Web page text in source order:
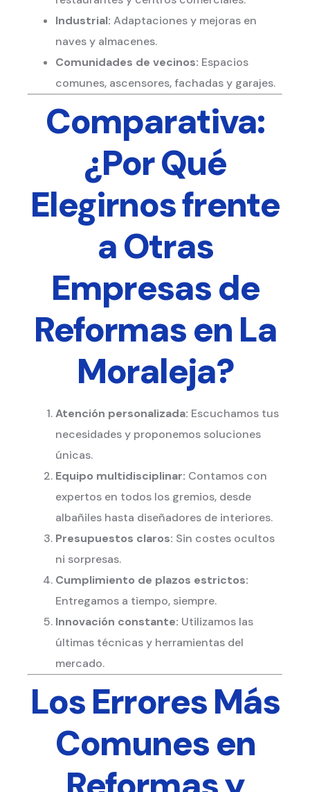
Industrial: Adaptaciones y mejoras en
naves y almacenes.
Comunidades de vecinos: Espacios
comunes, ascensores, fachadas y garajes.
Comparativa:
¿Por Qué
Elegirnos frente
a Otras
Empresas de
Reformas en La
Moraleja?
Atención personalizada: Escuchamos tus
necesidades y proponemos soluciones
únicas.
Equipo multidisciplinar: Contamos con
expertos en todos los gremios, desde
albañiles hasta diseñadores de interiores.
Presupuestos claros: Sin costes ocultos
ni sorpresas.
Cumplimiento de plazos estrictos:
Entregamos a tiempo, siempre.
Innovación constante: Utilizamos las
últimas técnicas y herramientas del
mercado.
Los Errores Más
Comunes en